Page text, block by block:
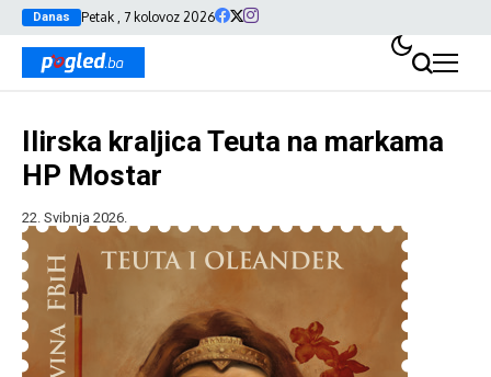
Danas Petak , 7 kolovoz 2026
Ilirska kraljica Teuta na markama
HP Mostar
22. Svibnja 2026.